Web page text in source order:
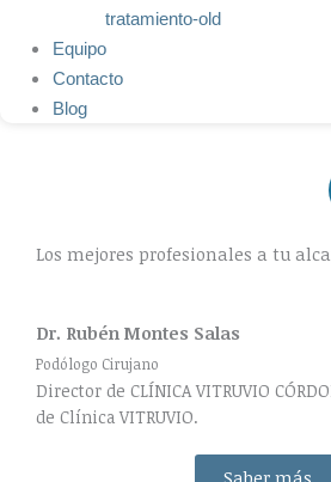
tratamiento-old
Equipo
Contacto
Blog
Los mejores profesionales a tu
Dr. Rubén Montes Salas
Podólogo Cirujano
Director de CLÍNICA VITRUVIO
de Clínica VITRUVIO.
Saber más